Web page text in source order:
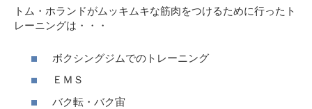
トム・ホランドがムッキムキな筋肉をつけるために行ったト
レーニングは・・・
ボクシングジムでのトレーニング
ＥＭＳ
バク転・バク宙